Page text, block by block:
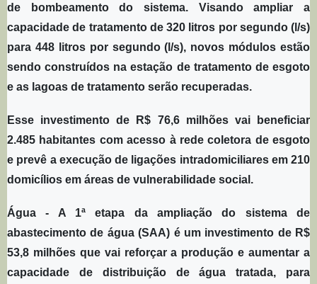
de bombeamento do sistema. Visando ampliar a
capacidade de tratamento de 320 litros por segundo (l/s)
para 448 litros por segundo (l/s), novos módulos estão
sendo construídos na estação de tratamento de esgoto
e as lagoas de tratamento serão recuperadas.
Esse investimento de R$ 76,6 milhões vai beneficiar
2.485 habitantes com acesso à rede coletora de esgoto
e prevê a execução de ligações intradomiciliares em 210
domicílios em áreas de vulnerabilidade social.
Água - A 1ª etapa da ampliação do sistema de
abastecimento de água (SAA) é um investimento de R$
53,8 milhões que vai reforçar a produção e aumentar a
capacidade de distribuição de água tratada, para